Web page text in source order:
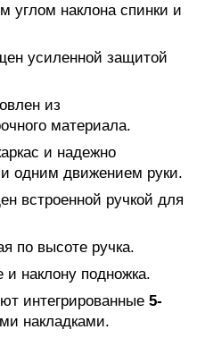
углом наклона спинки и
усиленной защитой
из
материала.
и надежно
одним движением руки.
встроенной ручкой для
по высоте ручка.
наклону подножка.
интегрированные 5-
накладками.